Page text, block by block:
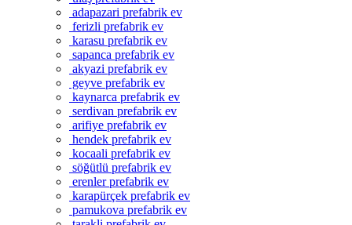
adapazari prefabrik ev
ferizli prefabrik ev
karasu prefabrik ev
sapanca prefabrik ev
akyazi prefabrik ev
geyve prefabrik ev
kaynarca prefabrik ev
serdivan prefabrik ev
arifiye prefabrik ev
hendek prefabrik ev
kocaali prefabrik ev
söğütlü prefabrik ev
erenler prefabrik ev
karapürçek prefabrik ev
pamukova prefabrik ev